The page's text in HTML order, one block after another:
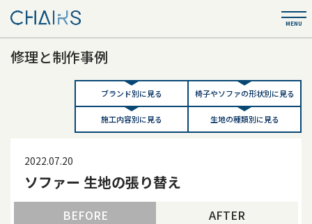
修理と制作事例
ブランド別に見る 椅子やソファの形状別に見る
施工内容別に見る 生地の種類別に見る
2022.07.20
ソファー 生地の張り替え
BEFORE AFTER